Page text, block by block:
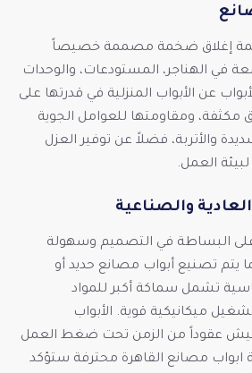
إغلاق ضخمة مصممة خصيصاً
في الهناجر، المستودعات، والوحدات
عن الأبواب المنزلية في قدرتها على
مكثفة، ومقاومتها للعوامل الجوية
والأتربة، فضلاً عن توفير العزل
لبيئة العمل.
والصناعية
على البساطة في التصميم وسهولة
يتم تصنيع أبواب مصانع حديد أو
تشمل سماكة أكبر للمواد
ميكانيكية قوية. الأبواب
عقوداً من الزمن تحت ضغط العمل
ابواب مصانع القاهرة محترفة ستؤكد